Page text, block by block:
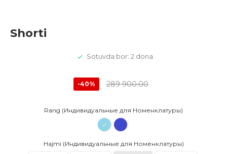
Shorti
Sotuvda bor: 2 dona.
-40% 289 900.00
Rang (Индивидуальные для Номенклатуры)
Hajmi (Индивидуальные для Номенклатуры)